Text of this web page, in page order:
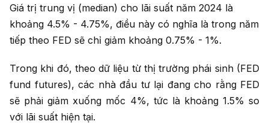
Giá trị trung vị (median) cho lãi suất năm 2024 là
khoảng 4.5% - 4.75%, điều này có nghĩa là trong năm
tiếp theo FED sẽ chỉ giảm khoảng 0.75% - 1%.
Trong khi đó, theo dữ liệu từ thị trường phái sinh (FED
fund futures), các nhà đầu tư lại đang cho rằng FED
sẽ phải giảm xuống mốc 4%, tức là khoảng 1.5% so
với lãi suất hiện tại.